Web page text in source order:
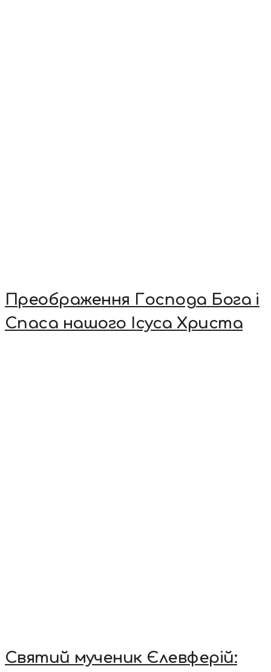
Преображення Господа Бога і
Спаса нашого Ісуса Христа
Святий мученик Єлевферій: